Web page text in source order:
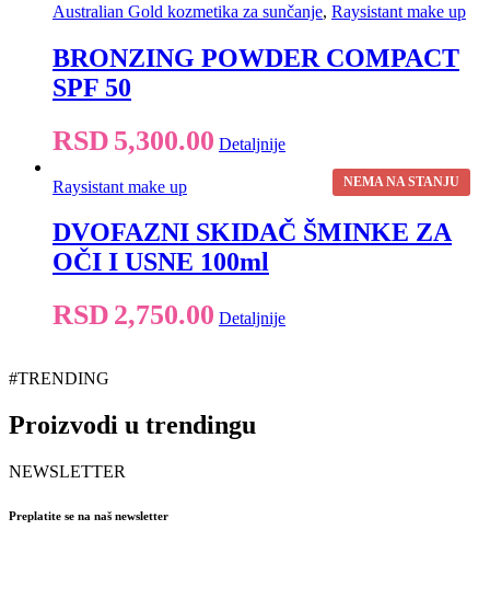
Australian Gold kozmetika za sunčanje, Raysistant make up
BRONZING POWDER COMPACT
SPF 50
RSD 5,300.00 Detaljnije
NEMA NA STANJU
Raysistant make up
DVOFAZNI SKIDAČ ŠMINKE ZA
OČI I USNE 100ml
RSD 2,750.00 Detaljnije
#TRENDING
Proizvodi u trendingu
NEWSLETTER
Preplatite se na naš newsletter